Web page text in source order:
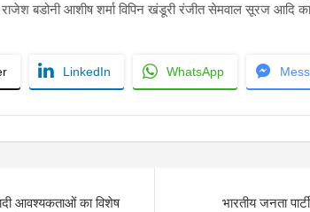
राजेश बडोनी आशीष शर्मा विपिन खंडूरी रंजीत सेमवाल सूरज आदि
LinkedIn WhatsApp
आवश्यकताओं का विशेष
भारतीय जनता